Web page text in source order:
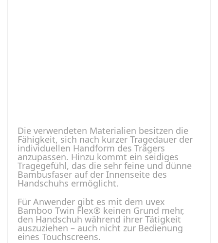
Die verwendeten Materialien besitzen die
Fähigkeit, sich nach kurzer Tragedauer der
individuellen Handform des Trägers
anzupassen. Hinzu kommt ein seidiges
Tragegefühl, das die sehr feine und dünne
Bambusfaser auf der Innenseite des
Handschuhs ermöglicht.
Für Anwender gibt es mit dem uvex
Bamboo Twin Flex® keinen Grund mehr,
den Handschuh während ihrer Tätigkeit
auszuziehen – auch nicht zur Bedienung
eines Touchscreens.